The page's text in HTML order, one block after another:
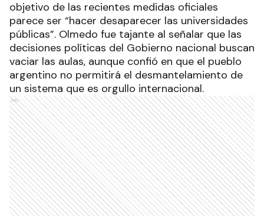
objetivo de las recientes medidas oficiales
parece ser “hacer desaparecer las universidades
públicas”. Olmedo fue tajante al señalar que las
decisiones políticas del Gobierno nacional buscan
vaciar las aulas, aunque confió en que el pueblo
argentino no permitirá el desmantelamiento de
un sistema que es orgullo internacional.
Ads